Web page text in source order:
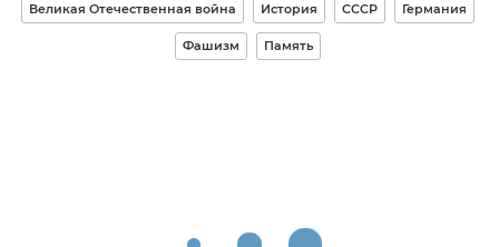
Великая Отечественная война История СССР Германия
Фашизм Память